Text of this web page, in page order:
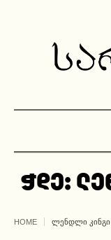
ჭდე:
HOME ᲚᲔᲜᲓᲚᲘ ᲙᲘᲜᲒᲘ